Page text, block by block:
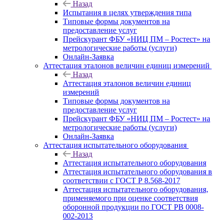
Назад
Испытания в целях утверждения типа
Типовые формы документов на
предоставление услуг
Прейскурант ФБУ «НИЦ ПМ – Ростест» на
метрологические работы (услуги)
Онлайн-Заявка
Аттестация эталонов величин единиц измерений
Назад
Аттестация эталонов величин единиц
измерений
Типовые формы документов на
предоставление услуг
Прейскурант ФБУ «НИЦ ПМ – Ростест» на
метрологические работы (услуги)
Онлайн-Заявка
Аттестация испытательного оборудования
Назад
Аттестация испытательного оборудования
Аттестация испытательного оборудования в
соответствии с ГОСТ Р 8.568-2017
Аттестация испытательного оборудования,
применяемого при оценке соответствия
оборонной продукции по ГОСТ РВ 0008-
002-2013